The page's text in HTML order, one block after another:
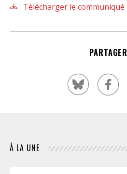
Télécharger le communiqué
PARTAGER
À LA UNE